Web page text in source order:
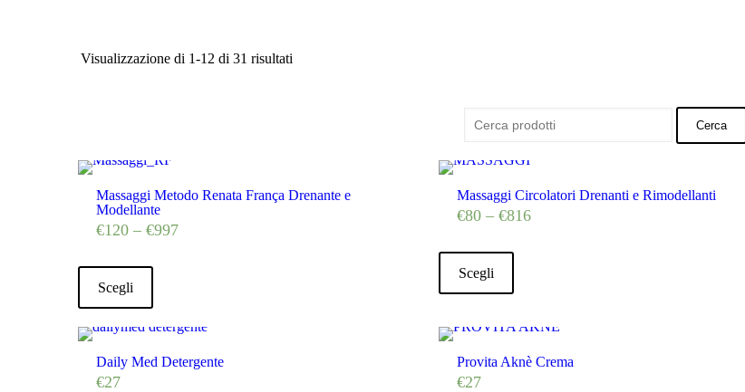
Visualizzazione di 1-12 di 31 risultati
for:
Massaggi Metodo Renata França Drenante e
Modellante
€120 –€997
Scegli
Massaggi Circolatori Drenanti e Rimodellanti
€80 –€816
Scegli
Daily Med Detergente
€27
Provita Aknè Crema
€27